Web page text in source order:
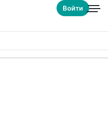
Войти